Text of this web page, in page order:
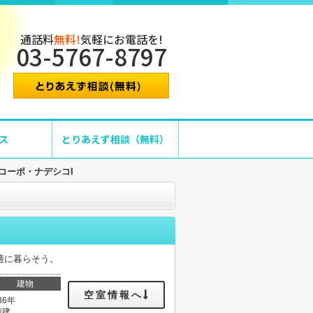
通話料無料!気軽にお電話を!
03-5767-8797
とりあえず相談（無料）
ーポ・ナデシコI
暮らそう。
建物
年
空室情報へ